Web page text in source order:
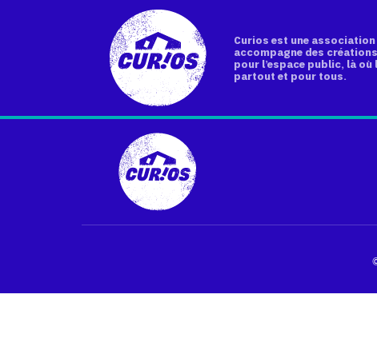
Curios est une
accompagne des
pour l’espace public, là où
partout et pour tous.